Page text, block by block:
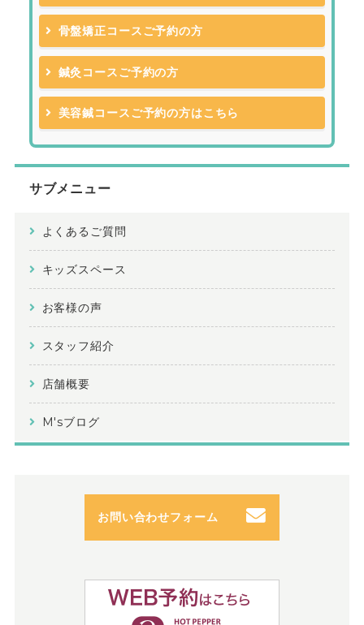
骨盤矯正コースご予約の方
鍼灸コースご予約の方
美容鍼コースご予約の方はこちら
サブメニュー
よくあるご質問
キッズスペース
お客様の声
スタッフ紹介
店舗概要
M'sブログ
お問い合わせフォーム